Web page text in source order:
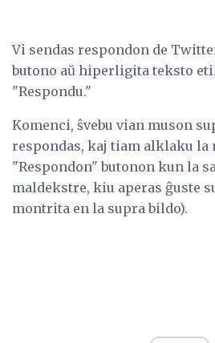
Vi sendas respondon de
butono aŭ hiperligita teksto
"Respondu."
Komenci, ŝvebu vian muson
respondas, kaj tiam alklaku la
"Respondon" butonon kun la
maldekstre, kiu aperas ĝuste
montrita en la supra bildo).